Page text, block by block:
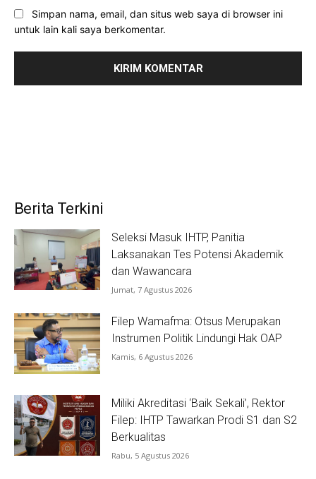
Simpan nama, email, dan situs web saya di browser ini
untuk lain kali saya berkomentar.
Berita Terkini
Seleksi Masuk IHTP, Panitia
Laksanakan Tes Potensi Akademik
dan Wawancara
Jumat, 7 Agustus 2026
Filep Wamafma: Otsus Merupakan
Instrumen Politik Lindungi Hak OAP
Kamis, 6 Agustus 2026
Miliki Akreditasi ‘Baik Sekali’, Rektor
Filep: IHTP Tawarkan Prodi S1 dan S2
Berkualitas
Rabu, 5 Agustus 2026